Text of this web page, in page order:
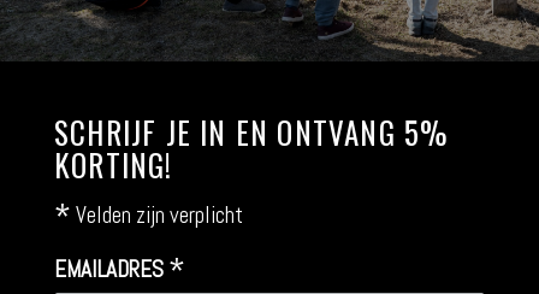
SCHRIJF JE IN EN ONTVANG 5%
KORTING!
* Velden zijn verplicht
EMAILADRES *